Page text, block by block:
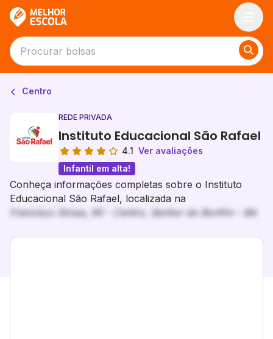
Centro
REDE PRIVADA
Instituto Educacional São Rafael
4.1 Ver avaliações
Infantil em alta!
Conheça informações completas sobre o Instituto
Educacional São Rafael, localizada na
Francisco Simas, 90 - Centro, Senhor do Bonfim - BA